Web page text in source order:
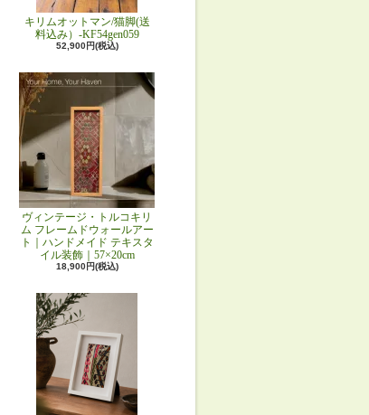
キリムオットマン/猫脚(送
料込み）-KF54gen059
52,900円(税込)
ヴィンテージ・トルコキリ
ム フレームドウォールアー
ト｜ハンドメイド テキスタ
イル装飾｜57×20cm
18,900円(税込)